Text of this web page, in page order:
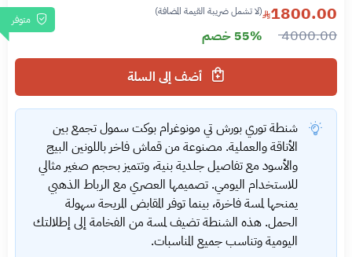
متوفر 1800.00 (لا تشمل ضريبة القيمة المضافة)
4000.00 55% خصم
شنطة توري بورش تي مونوغرام بوكت سمول تجمع بين
الأناقة والعملية. مصنوعة من قماش فاخر باللونين البيج
والأسود مع تفاصيل جلدية بنية، وتتميز بحجم صغير مثالي
للاستخدام اليومي. تصميمها العصري مع الرباط الذهبي
يمنحها لمسة فاخرة، بينما توفر المقابض المريحة سهولة
الحمل. هذه الشنطة تضيف لمسة من الفخامة إلى إطلالتك
اليومية وتناسب جميع المناسبات.